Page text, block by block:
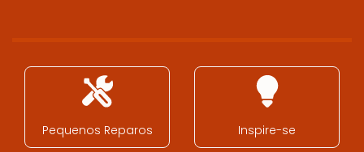
Pequenos Reparos Inspire-se